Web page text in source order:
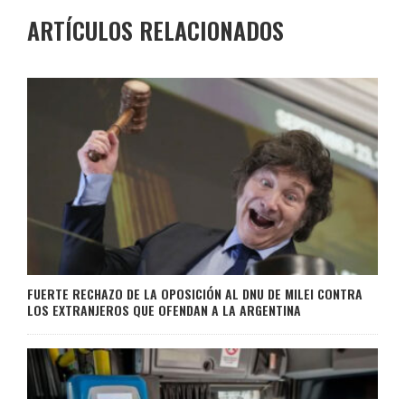
ARTÍCULOS RELACIONADOS
FUERTE RECHAZO DE LA OPOSICIÓN AL DNU DE MILEI CONTRA
LOS EXTRANJEROS QUE OFENDAN A LA ARGENTINA